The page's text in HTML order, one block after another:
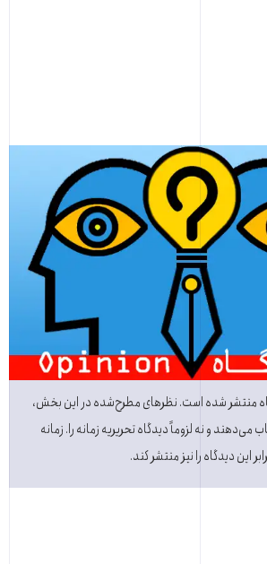
منتشر شده است. نظرهای مطرح‌شده در این بخش،
می‌دهند و نه لزوماً دیدگاه تحریریه زمانه را. زمانه
این دیدگاه را نیز منتشر کند.